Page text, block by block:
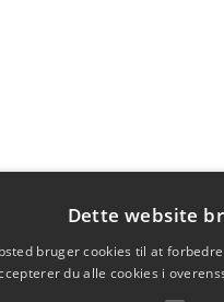
Dette website
bruger cookies til at
du alle cookies i